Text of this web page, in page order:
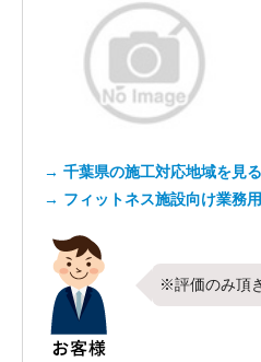
→ 千葉県の施工対応地域を見る
→ フィットネス施設向け業務
※評価のみ頂